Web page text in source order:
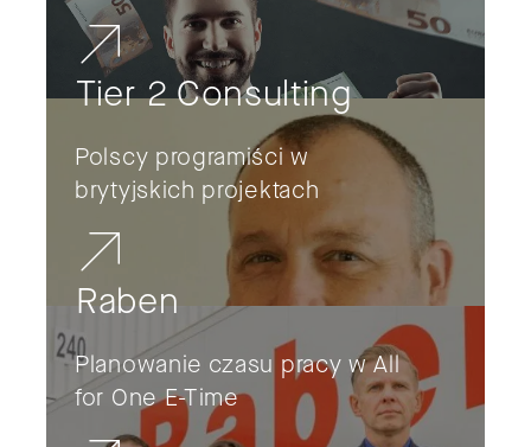
Tier 2 Consulting
Polscy programiści w
brytyjskich projektach
Raben
Planowanie czasu pracy w All
for One E-Time